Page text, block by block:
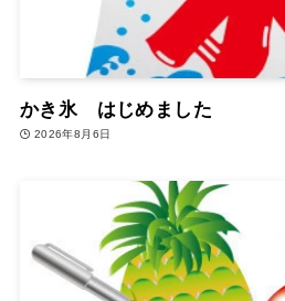
かき氷 はじめました
2026年8月6日